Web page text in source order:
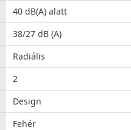
40 dB(A) alatt
38/27 dB (A)
Radiális
2
Design
Fehér